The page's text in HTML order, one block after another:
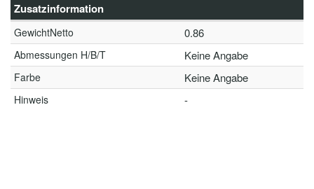
Zusatzinformation
GewichtNetto 0.86
Abmessungen H/B/T Keine Angabe
Farbe Keine Angabe
Hinweis -